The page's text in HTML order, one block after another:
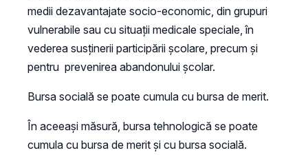
medii dezavantajate socio-economic, din grupuri
vulnerabile sau cu situații medicale speciale, în
vederea susținerii participării școlare, precum şi
pentru prevenirea abandonului școlar.
Bursa socială se poate cumula cu bursa de merit.
În aceeași măsură, bursa tehnologică se poate
cumula cu bursa de merit şi cu bursa socială.